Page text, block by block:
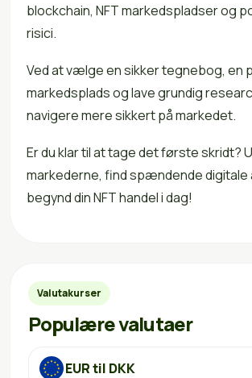
blockchain, NFT markedspladser og
risici.
Ved at vælge en sikker tegnebog, en
markedsplads og lave grundig
navigere mere sikkert på markedet.
Er du klar til at tage det første skridt?
markederne, find spændende digitale
begynd din NFT handel i dag!
Valutakurser
Populære valutaer
EUR til DKK